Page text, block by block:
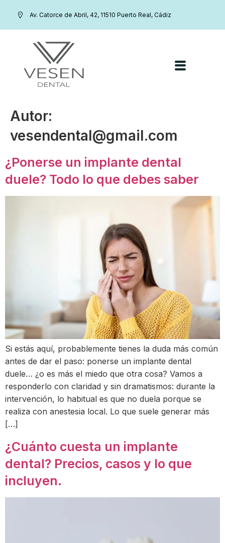
Av. Catorce de Abril, 42, 11510 Puerto Real, Cádiz
Autor:
vesendental@gmail.com
¿Ponerse un implante dental
duele? Todo lo que debes saber
Si estás aquí, probablemente tienes la duda más común
antes de dar el paso: ponerse un implante dental
duele… ¿o es más el miedo que otra cosa? Vamos a
responderlo con claridad y sin dramatismos: durante la
intervención, lo habitual es que no duela porque se
realiza con anestesia local. Lo que suele generar más
[…]
¿Cuánto cuesta un implante
dental? Precios, casos y lo que
incluyen.